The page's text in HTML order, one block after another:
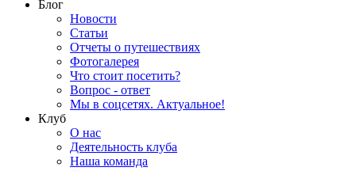
Блог
Новости
Статьи
Отчеты о путешествиях
Фотогалерея
Что стоит посетить?
Вопрос - ответ
Мы в соцсетях. Актуальное!
Клуб
О нас
Деятельность клуба
Наша команда